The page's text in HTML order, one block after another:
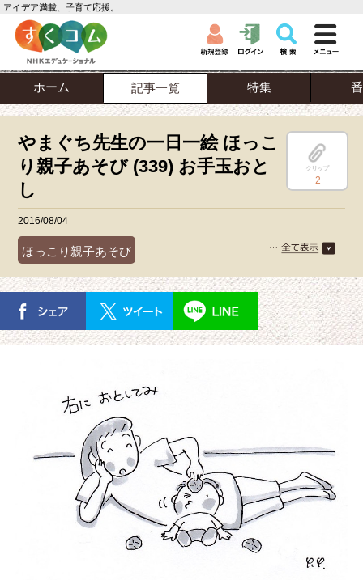
アイデア満載、子育て応援。
ホーム 記事一覧 特集
やまぐち先生の一日一絵 ほっこ
り親子あそび (339) お手玉おと
し
クリップ
2
2016/08/04
ほっこり親子あそび